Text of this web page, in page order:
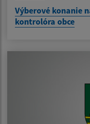
Výberové konanie
kontrolóra obce